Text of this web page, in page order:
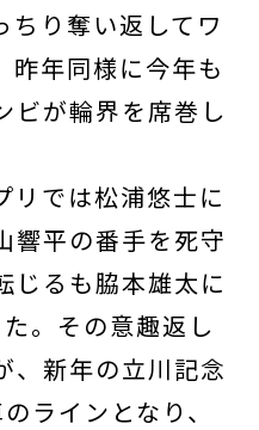
ちり奪い返してワ
昨年同様に今年も
ビが輪界を席巻し
では松浦悠士に
響平の番手を死守
じるも脇本雄太に
。その意趣返し
、新年の立川記念
ラインとなり、